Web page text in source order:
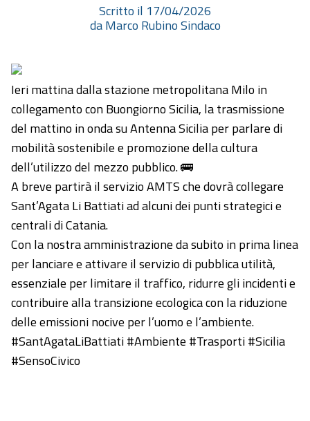
Scritto il 17/04/2026
da Marco Rubino Sindaco
Ieri mattina dalla stazione metropolitana Milo in
collegamento con Buongiorno Sicilia, la trasmissione
del mattino in onda su Antenna Sicilia per parlare di
mobilità sostenibile e promozione della cultura
dell’utilizzo del mezzo pubblico. 🚌
A breve partirà il servizio AMTS che dovrà collegare
Sant’Agata Li Battiati ad alcuni dei punti strategici e
centrali di Catania.
Con la nostra amministrazione da subito in prima linea
per lanciare e attivare il servizio di pubblica utilità,
essenziale per limitare il traffico, ridurre gli incidenti e
contribuire alla transizione ecologica con la riduzione
delle emissioni nocive per l’uomo e l’ambiente.
#SantAgataLiBattiati #Ambiente #Trasporti #Sicilia
#SensoCivico